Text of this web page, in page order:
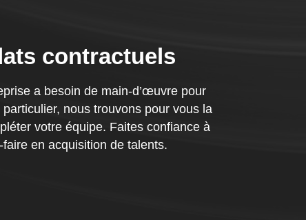
contractuels
a besoin de main-d’œuvre pour
nous trouvons pour vous la
votre équipe. Faites confiance à
en acquisition de talents.